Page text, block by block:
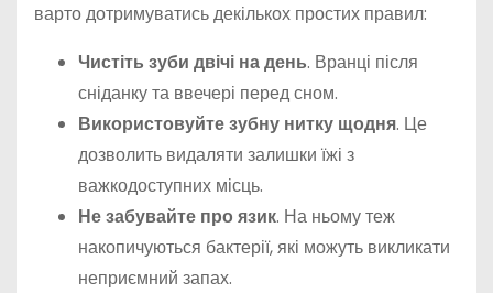
варто дотримуватись декількох простих правил:
Чистіть зуби двічі на день. Вранці після
сніданку та ввечері перед сном.
Використовуйте зубну нитку щодня. Це
дозволить видаляти залишки їжі з
важкодоступних місць.
Не забувайте про язик. На ньому теж
накопичуються бактерії, які можуть викликати
неприємний запах.